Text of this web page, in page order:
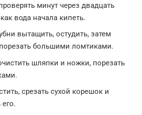
минут через двадцать
вода начала кипеть.
вытащить, остудить, затем
большими ломтиками.
шляпки и ножки, порезать
срезать сухой корешок и